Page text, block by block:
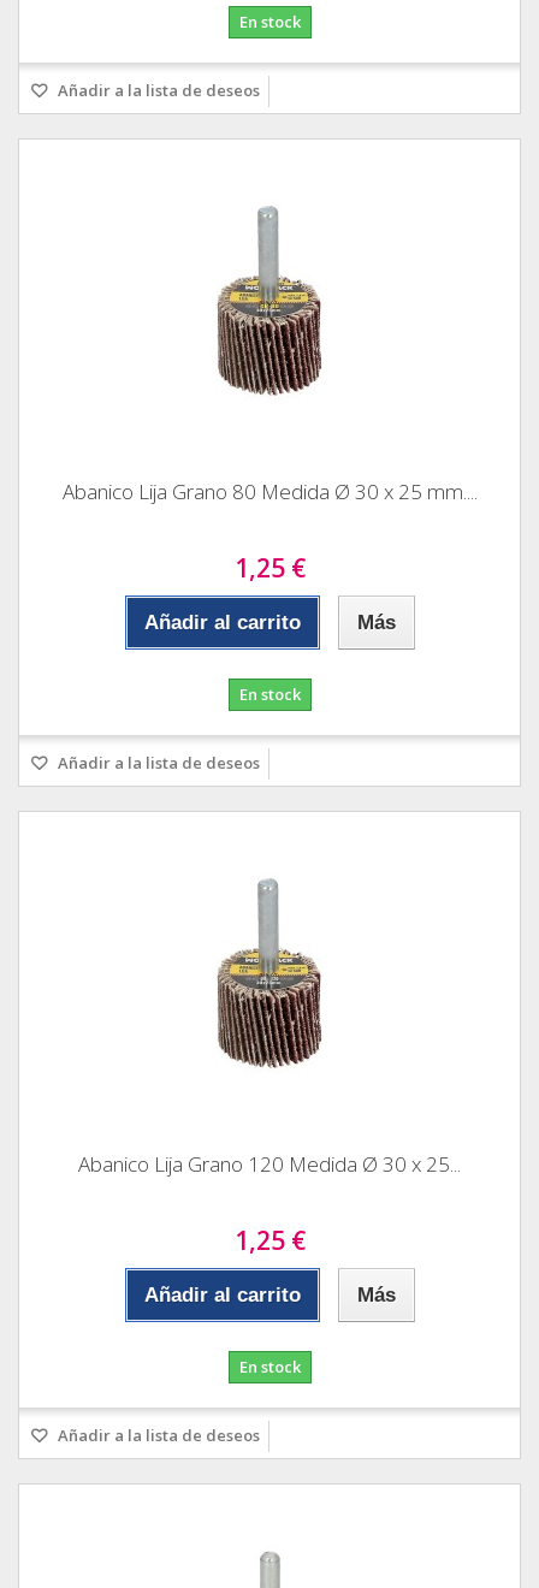
En stock
Añadir a la lista de deseos
Abanico Lija Grano 80 Medida Ø 30 x 25 mm....
1,25 €
Añadir al carrito Más
En stock
Añadir a la lista de deseos
Abanico Lija Grano 120 Medida Ø 30 x 25...
1,25 €
Añadir al carrito Más
En stock
Añadir a la lista de deseos